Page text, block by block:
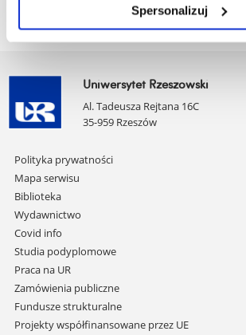
Spersonalizuj
Uniwersytet Rzeszowski
Al. Tadeusza Rejtana 16C
35-959 Rzeszów
Pomiń
nawigację
i
przejdź
do
treści
Polityka prywatności
Mapa serwisu
Biblioteka
Wydawnictwo
Covid info
Studia podyplomowe
Praca na UR
Zamówienia publiczne
Fundusze strukturalne
Projekty współfinansowane przez UE